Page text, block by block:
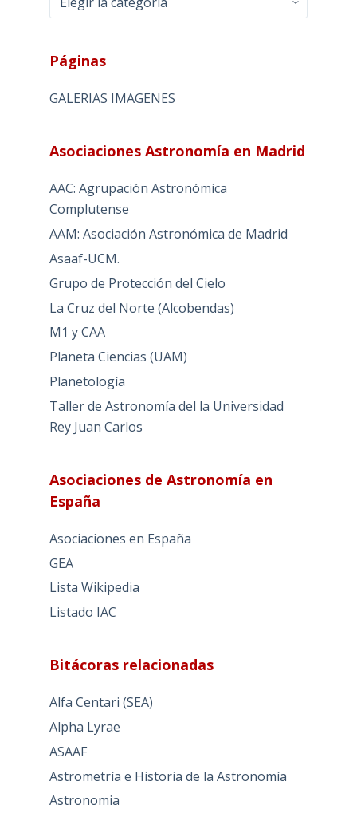
Páginas
GALERIAS IMAGENES
Asociaciones Astronomía en Madrid
AAC: Agrupación Astronómica
Complutense
AAM: Asociación Astronómica de Madrid
Asaaf-UCM.
Grupo de Protección del Cielo
La Cruz del Norte (Alcobendas)
M1 y CAA
Planeta Ciencias (UAM)
Planetología
Taller de Astronomía del la Universidad
Rey Juan Carlos
Asociaciones de Astronomía en
España
Asociaciones en España
GEA
Lista Wikipedia
Listado IAC
Bitácoras relacionadas
Alfa Centari (SEA)
Alpha Lyrae
ASAAF
Astrometría e Historia de la Astronomía
Astronomia